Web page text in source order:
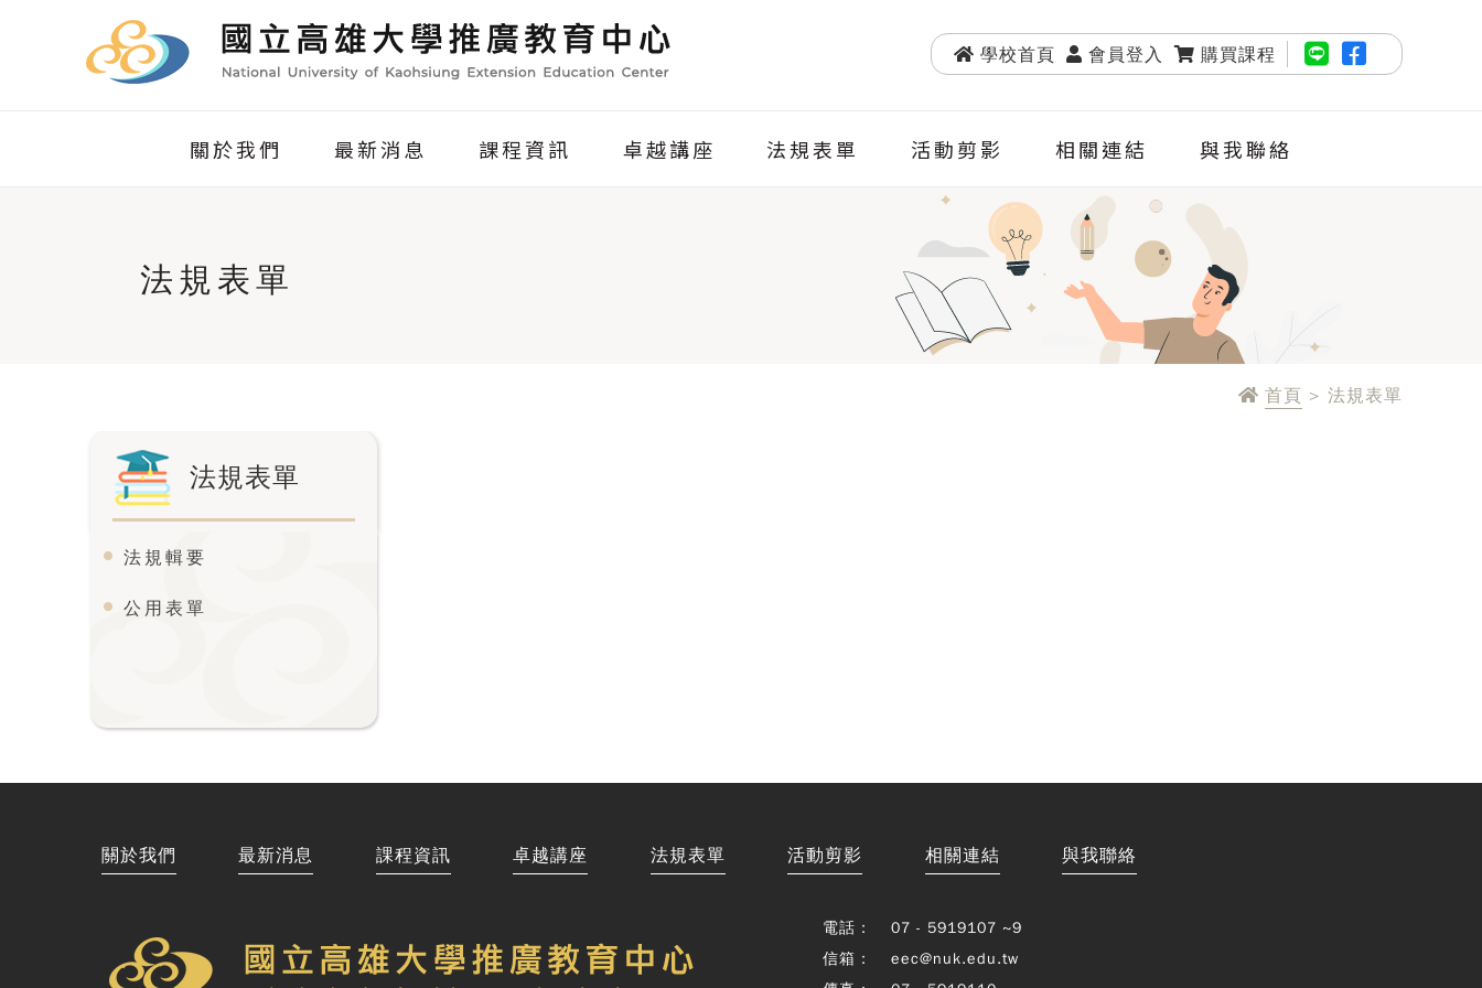
學校首頁 會員登入 購買課程
關於我們 最新消息 課程資訊 卓越講座 法規表單 活動剪影 相關連結 與我聯絡
法規表單
首頁 > 法規表單
法規表單
法規輯要
公用表單
關於我們 最新消息 課程資訊 卓越講座 法規表單 活動剪影 相關連結 與我聯絡
電話：
07 - 5919107 ~9
信箱：
eec@nuk.edu.tw